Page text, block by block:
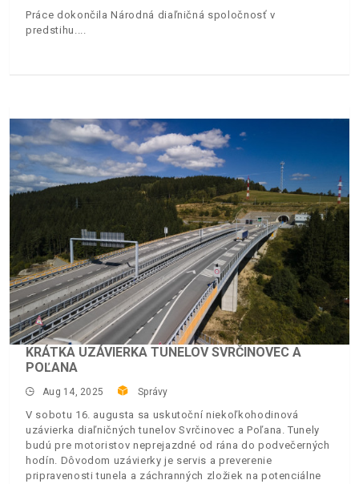
Práce dokončila Národná diaľničná spoločnosť v
predstihu.
KRÁTKA UZÁVIERKA TUNELOV SVRČINOVEC A
POĽANA
Aug 14, 2025 Správy
V sobotu 16. augusta sa uskutoční niekoľkohodinová
uzávierka diaľničných tunelov Svrčinovec a Poľana. Tunely
budú pre motoristov neprejazdné od rána do podvečerných
hodín. Dôvodom uzávierky je servis a preverenie
pripravenosti tunela a záchranných zložiek na potenciálne